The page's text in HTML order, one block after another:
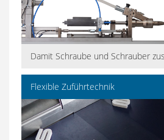
Damit Schraube und Schrauber
Flexible Zuführtechnik